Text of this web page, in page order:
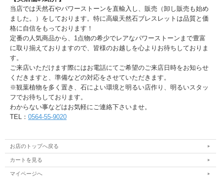
当店では天然石やパワーストーンを直輸入し、販売（卸し販売も始め
ました。）をしております。特に高級天然石ブレスレットは品質と価
格に自信をもっております！
定番の人気商品から、1点物の希少でレアなパワーストーンまで豊富
に取り揃えておりますので、皆様のお越しを心よりお待ちしておりま
す。
ご来店いただけます際にはお電話にてご希望のご来店日時をお知らせ
くだきますと、準備などの対応をさせていただきます。
※観葉植物を多く置き、石によい環境と明るい店作り、明るいスタッ
フでお待ちしております。
わからない事などはお気軽にご連絡下さいませ。
TEL： 0564-55-9020
お店のトップへ戻る
カートを見る
マイページへ